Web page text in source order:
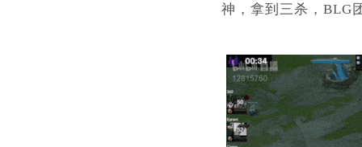
神，拿到三杀，BLG